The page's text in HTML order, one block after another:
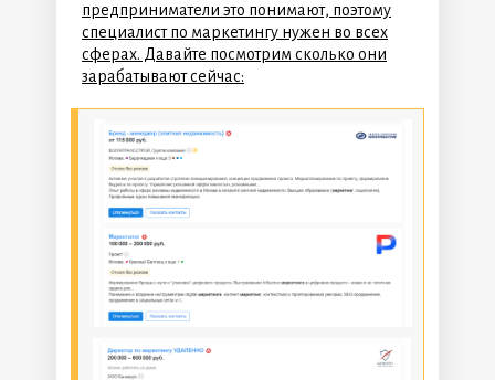
предприниматели это понимают, поэтому
специалист по маркетингу нужен во всех
сферах. Давайте посмотрим сколько они
зарабатывают сейчас: